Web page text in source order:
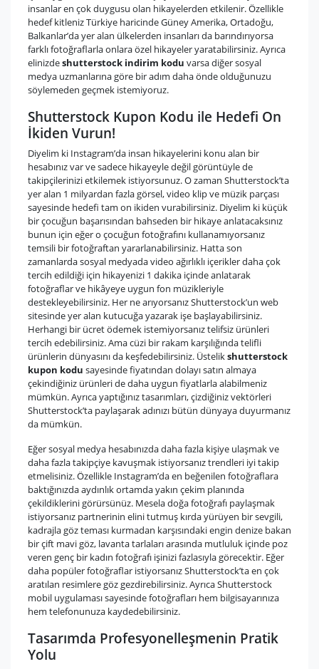
insanlar en çok duygusu olan hikayelerden etkilenir. Özellikle
hedef kitleniz Türkiye haricinde Güney Amerika, Ortadoğu,
Balkanlar’da yer alan ülkelerden insanları da barındırıyorsa
farklı fotoğraflarla onlara özel hikayeler yaratabilirsiniz. Ayrıca
elinizdeshutterstock indirim kodu varsa diğer sosyal
medya uzmanlarına göre bir adım daha önde olduğunuzu
söylemeden geçmek istemiyoruz.
Shutterstock Kupon Kodu ile Hedefi On
İkiden Vurun!
Diyelim ki Instagram’da insan hikayelerini konu alan bir
hesabınız var ve sadece hikayeyle değil görüntüyle de
takipçilerinizi etkilemek istiyorsunuz. O zaman Shutterstock’ta
yer alan 1 milyardan fazla görsel, video klip ve müzik parçası
sayesinde hedefi tam on ikiden vurabilirsiniz. Diyelim ki küçük
bir çocuğun başarısından bahseden bir hikaye anlatacaksınız
bunun için eğer o çocuğun fotoğrafını kullanamıyorsanız
temsili bir fotoğraftan yararlanabilirsiniz. Hatta son
zamanlarda sosyal medyada video ağırlıklı içerikler daha çok
tercih edildiği için hikayenizi 1 dakika içinde anlatarak
fotoğraflar ve hikâyeye uygun fon müzikleriyle
destekleyebilirsiniz. Her ne arıyorsanız Shutterstock’un web
sitesinde yer alan kutucuğa yazarak işe başlayabilirsiniz.
Herhangi bir ücret ödemek istemiyorsanız telifsiz ürünleri
tercih edebilirsiniz. Ama cüzi bir rakam karşılığında telifli
ürünlerin dünyasını da keşfedebilirsiniz. Üstelikshutterstock
kupon kodu sayesinde fiyatından dolayı satın almaya
çekindiğiniz ürünleri de daha uygun fiyatlarla alabilmeniz
mümkün. Ayrıca yaptığınız tasarımları, çizdiğiniz vektörleri
Shutterstock’ta paylaşarak adınızı bütün dünyaya duyurmanız
da mümkün.
Eğer sosyal medya hesabınızda daha fazla kişiye ulaşmak ve
daha fazla takipçiye kavuşmak istiyorsanız trendleri iyi takip
etmelisiniz. Özellikle Instagram’da en beğenilen fotoğraflara
baktığınızda aydınlık ortamda yakın çekim planında
çekildiklerini görürsünüz. Mesela doğa fotoğrafı paylaşmak
istiyorsanız partnerinin elini tutmuş kırda yürüyen bir sevgili,
kadrajla göz teması kurmadan karşısındaki engin denize bakan
bir çift mavi göz, lavanta tarlaları arasında mutluluk içinde poz
veren genç bir kadın fotoğrafı işinizi fazlasıyla görecektir. Eğer
daha popüler fotoğraflar istiyorsanız Shutterstock’ta en çok
aratılan resimlere göz gezdirebilirsiniz. Ayrıca Shutterstock
mobil uygulaması sayesinde fotoğrafları hem bilgisayarınıza
hem telefonunuza kaydedebilirsiniz.
Tasarımda Profesyonelleşmenin Pratik
Yolu